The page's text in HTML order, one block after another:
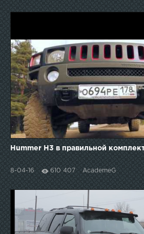
Hummer H3 в правильной
8-04-16 610 407 AcademeG